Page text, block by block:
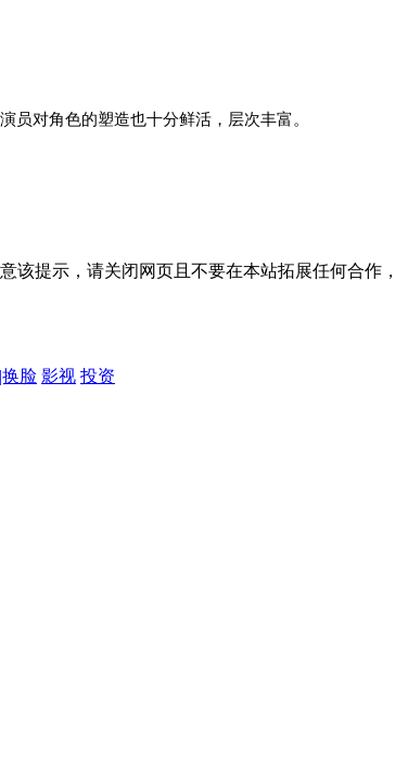
对角色的塑造也十分鲜活，层次丰富。
提示，请关闭网页且不要在本站拓展任何合作，
换脸 影视 投资